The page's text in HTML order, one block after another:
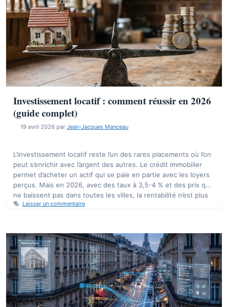
Investissement locatif : comment réussir en 2026
(guide complet)
19 avril 2026 par Jean-Jacques Manceau
L’investissement locatif reste l’un des rares placements où l’on
peut s’enrichir avec l’argent des autres. Le crédit immobilier
permet d’acheter un actif qui se paie en partie avec les loyers
perçus. Mais en 2026, avec des taux à 3,5-4 % et des prix qui
ne baissent pas dans toutes les villes, la rentabilité n’est plus
… Lire la suite
Laisser un commentaire